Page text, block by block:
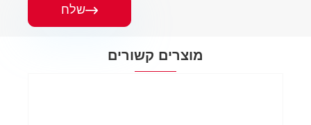
שלח
מוצרים קשורים